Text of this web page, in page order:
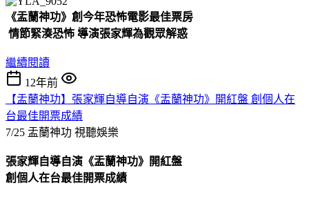
《盂蘭神功》創今年恐怖電影最佳票房
情節緊湊恐怖 導演張家輝為觀眾解惑
繼續閱讀
12年前
【盂蘭神功】張家輝自導自演《盂蘭神功》開紅盤 創個人在
台最佳開票成績
7/25 盂蘭神功 視聽娛樂
張家輝自導自演《盂蘭神功》開紅盤
創個人在台最佳開票成績